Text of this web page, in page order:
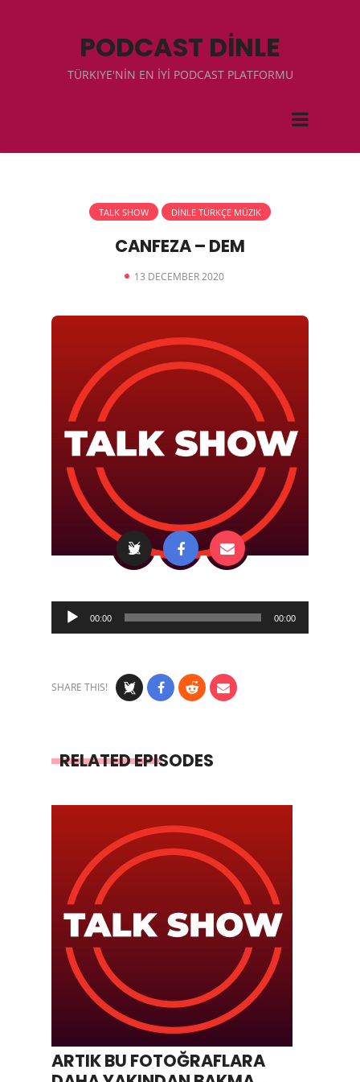
PODCAST DİNLE
TÜRKIYE'NİN EN İYİ PODCAST PLATFORMU
TALK SHOW DİNLE TÜRKÇE MÜZIK
CANFEZA – DEM
13 DECEMBER 2020
Audio
Player
00:00 00:00
SHARE THIS!
RELATED EPISODES
ARTIK BU FOTOĞRAFLARA